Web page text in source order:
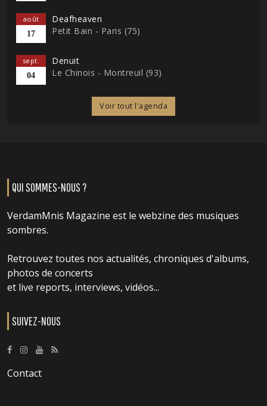
août
17
Deafheaven
Petit Bain - Paris (75)
sept.
04
Denuit
Le Chinois - Montreuil (93)
Voir tout l'agenda
QUI SOMMES-NOUS ?
VerdamMnis Magazine est le webzine des musiques
sombres.
Retrouvez toutes nos actualités, chroniques d'albums,
photos de concerts
et live reports, interviews, vidéos...
SUIVEZ-NOUS
Contact